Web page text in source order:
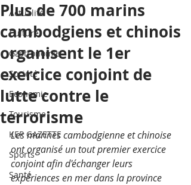
Actualité
Culture
Gastronomie
Société
Economie
Tourisme
KEP GAZETTE
Sports
Santé
Plus de 700 marins
cambodgiens et chinois
organisent le 1er
exercice conjoint de
lutte contre le
terrorisme
Les marines cambodgienne et chinoise
ont organisé un tout premier exercice
conjoint afin d'échanger leurs
expériences en mer dans la province